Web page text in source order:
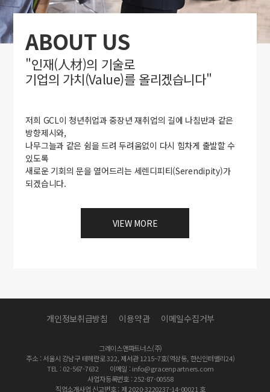
ABOUT US
"인재(人材)의 기술로
기업의 가치(Value)를 올리겠습니다"
저희 GCL이 청년취업과 중장년 재취업의 길에 나침반과 같은
방향제시와,
나무그늘과 같은 쉼을 드려 두려움없이 다시 힘차게 출발할 수
있도록
새로운 기회의 문을 열어드리는 세렌디피티(Serendipity)가
되겠습니다.
VIEW MORE
개인정보취급방침 이용약관 이메일수집거부
그레이스앤파트너스(주)
주소 : 서울시 강남구 테헤란로 322, 제서관 1215~7호(역삼동, 한신인터밸리24)
TEL : 02-567-7632
이메일 : info@gracenpartners.com
사업자등록번호 : 252-87-00558
직업소개사업 신고번호 : 제 2020-3220237-14-00021 호